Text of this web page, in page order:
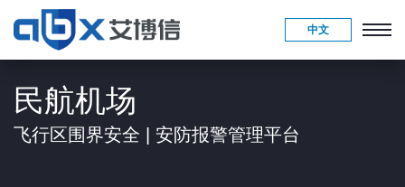
中文
民航机场
飞行区围界安全 | 安防报警管理平台